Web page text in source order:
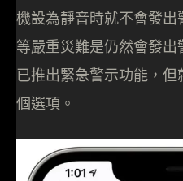
機設為靜音時就不會發
等嚴重災難是仍然會發
已推出緊急警示功能，但
個選項。